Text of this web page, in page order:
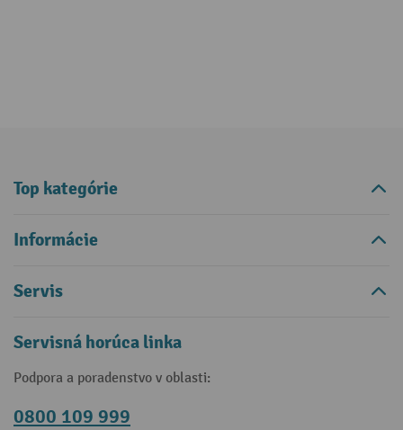
Top kategórie
Informácie
Servis
Servisná horúca linka
Podpora a poradenstvo v oblasti:
0800 109 999